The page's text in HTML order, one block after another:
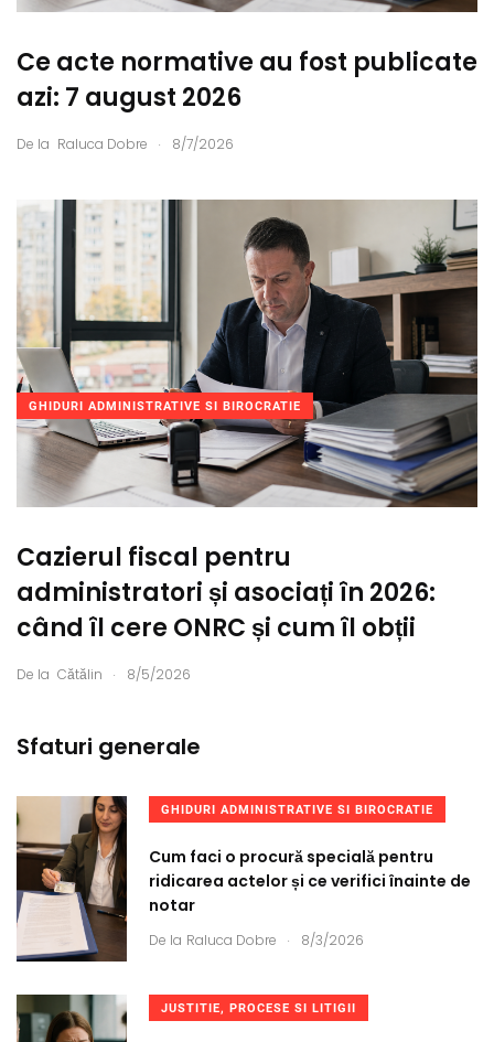
Ce acte normative au fost publicate
azi: 7 august 2026
De la Raluca Dobre . 8/7/2026
GHIDURI ADMINISTRATIVE SI BIROCRATIE
Cazierul fiscal pentru
administratori și asociați în 2026:
când îl cere ONRC și cum îl obții
De la Cătălin . 8/5/2026
Sfaturi generale
GHIDURI ADMINISTRATIVE SI BIROCRATIE
Cum faci o procură specială pentru
ridicarea actelor și ce verifici înainte de
notar
De la Raluca Dobre . 8/3/2026
JUSTITIE, PROCESE SI LITIGII